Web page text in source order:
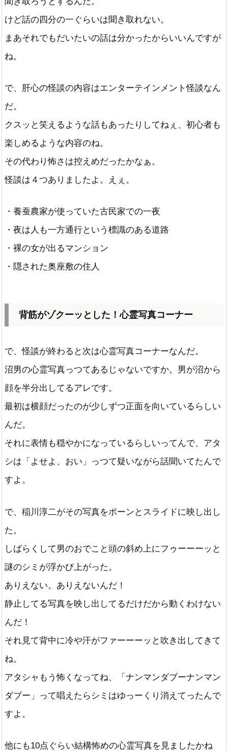
けど話の四分の一ぐらいは聞き取れない。
まあそれでもだいたいの話は分かったからいいんですが
ね。
で、肝心の怪談の内容はエンターテインメント怪談なん
だ。
クスッと笑えるような話もあったりしてねぇ、初心者も
楽しめるような内容のね。
その代わり怖さは控えめだったかなぁ。
怪談は４つありましたよ。えぇ。
・養蚕農家が使っていた古民家での一夜
・夜は人も一方通行という標識のある道路
・裸の女が出るマンション
・隠された奥座敷の住人
背筋がゾクーッとした！心霊写真コーナー
で、怪談が終わると次は心霊写真コーナーなんだ。
沼男の心霊写真っつてあるじゃないですか。男が沼から
顔を半分出してるアレです。
最初は横顔だったのが少しずつ正面を向いているらしい
んだ。
それに表情も穏やかになっているらしいってんで、アタ
シは「よせよ、おい」っつて疑いながら話聞いてたんで
すよ。
で、稲川淳二がその写真をポーンとスライドに映し出し
た。
しばらくして男のおでこと頭の斜め上にフゥーーーッと
謎のシミが浮かび上がった。
ありえない。ありえないんだ！
静止してる写真を映し出してるだけだから動くわけない
んだ！
それ見て背中に冷や汗がファーーーッと吹き出してきて
ね。
アタシャもう怖くなってね、「ナンマンダブーナンマン
ダブー」って唱えたらシミはゆっーくり消えてったんで
すよ。
他にも10点ぐらい結構怖めの心霊写真を見ましたかね